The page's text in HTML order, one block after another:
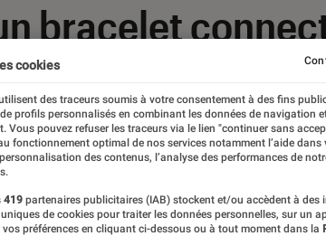
bracelet
cookies
des traceurs soumis à votre consentement à des fins
profils personnalisés en combinant les données de navigation
Vous pouvez refuser les traceurs via le lien "continuer sans
fonctionnement optimal de nos services notamment l’aide
des contenus, l’analyse des performances de
419 partenaires publicitaires (IAB) stockent et/ou accèdent à des
de cookies pour traiter les données personnelles, sur un
préférences en cliquant ci-dessous ou à tout moment dans la